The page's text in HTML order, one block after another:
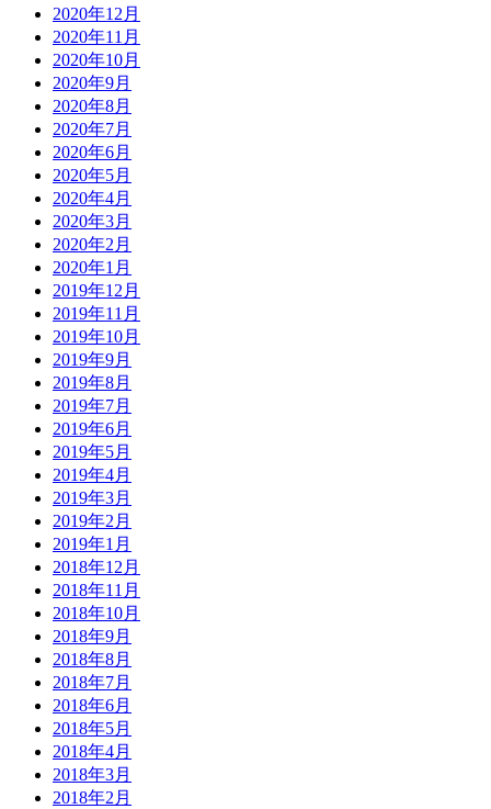
2020年12月
2020年11月
2020年10月
2020年9月
2020年8月
2020年7月
2020年6月
2020年5月
2020年4月
2020年3月
2020年2月
2020年1月
2019年12月
2019年11月
2019年10月
2019年9月
2019年8月
2019年7月
2019年6月
2019年5月
2019年4月
2019年3月
2019年2月
2019年1月
2018年12月
2018年11月
2018年10月
2018年9月
2018年8月
2018年7月
2018年6月
2018年5月
2018年4月
2018年3月
2018年2月